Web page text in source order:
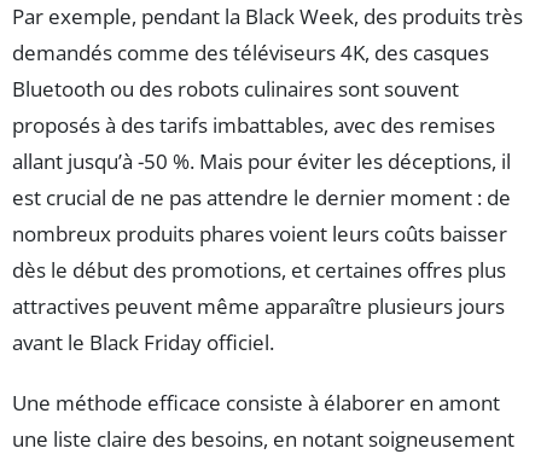
Par exemple, pendant la Black Week, des produits très
demandés comme des téléviseurs 4K, des casques
Bluetooth ou des robots culinaires sont souvent
proposés à des tarifs imbattables, avec des remises
allant jusqu’à -50 %. Mais pour éviter les déceptions, il
est crucial de ne pas attendre le dernier moment : de
nombreux produits phares voient leurs coûts baisser
dès le début des promotions, et certaines offres plus
attractives peuvent même apparaître plusieurs jours
avant le Black Friday officiel.
Une méthode efficace consiste à élaborer en amont
une liste claire des besoins, en notant soigneusement